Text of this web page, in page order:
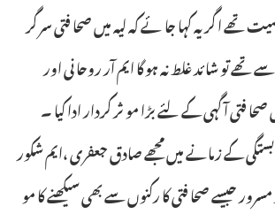
ا گر یہ کہا جا ئے کہ لیہ میں صحا فتی سر گر
تھے تو شا ئد غلط نہ ہو گا ایم آر روحا نی اور
فتی آ گہی کے لئے بڑا مو ثر کردار ادا کیا ۔
کے زمانے میں مجھے صادق جعفری ،ایم شکور
مسرور جیسے صحا فتی کا رکنوں سے بھی سیکھنے کا مو